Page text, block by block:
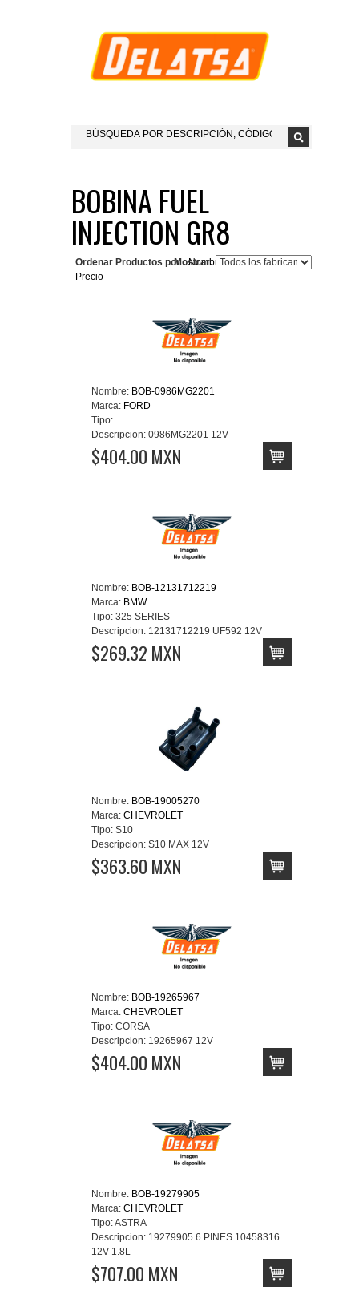
BOBINA FUEL
INJECTION GR8
Mostrar:
Ordenar Productos por : Nombre del Producto+
Precio
Nombre: BOB-0986MG2201
Marca: FORD
Tipo:
Descripcion: 0986MG2201 12V
$404.00 MXN
Nombre: BOB-12131712219
Marca: BMW
Tipo: 325 SERIES
Descripcion: 12131712219 UF592 12V
$269.32 MXN
Nombre: BOB-19005270
Marca: CHEVROLET
Tipo: S10
Descripcion: S10 MAX 12V
$363.60 MXN
Nombre: BOB-19265967
Marca: CHEVROLET
Tipo: CORSA
Descripcion: 19265967 12V
$404.00 MXN
Nombre: BOB-19279905
Marca: CHEVROLET
Tipo:ASTRA
Descripcion: 19279905 6 PINES 10458316
12V 1.8L
$707.00 MXN